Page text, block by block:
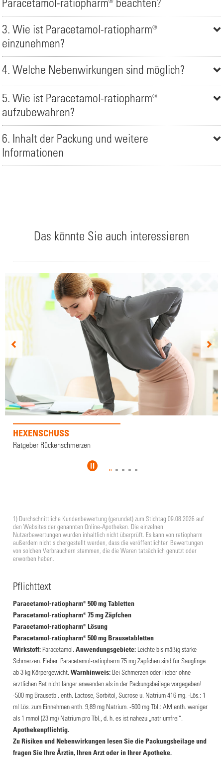
Paracetamol-ratiopharm® beachten?
3. Wie ist Paracetamol-ratiopharm®
einzunehmen?
4. Welche Nebenwirkungen sind möglich?
5. Wie ist Paracetamol-ratiopharm®
aufzubewahren?
6. Inhalt der Packung und weitere
Informationen
Das könnte Sie auch interessieren
HEXENSCHUSS
Ratgeber Rückenschmerzen
1) Durchschnittliche Kundenbewertung (gerundet) zum Stichtag 09.08.2026 auf
den Websites der genannten Online-Apotheken. Die einzelnen
Nutzerbewertungen wurden inhaltlich nicht überprüft. Es kann von ratiopharm
außerdem nicht sichergestellt werden, dass die veröffentlichten Bewertungen
von solchen Verbrauchern stammen, die die Waren tatsächlich genutzt oder
erworben haben.
Pflichttext
Paracetamol-ratiopharm® 500 mg Tabletten
Paracetamol-ratiopharm® 75 mg Zäpfchen
Paracetamol-ratiopharm® Lösung
Paracetamol-ratiopharm® 500 mg Brausetabletten
Wirkstoff: Paracetamol. Anwendungsgebiete: Leichte bis mäßig starke
Schmerzen. Fieber. Paracetamol-ratiopharm 75 mg Zäpfchen sind für Säuglinge
ab 3 kg Körpergewicht. Warnhinweis: Bei Schmerzen oder Fieber ohne
ärztlichen Rat nicht länger anwenden als in der Packungsbeilage vorgegeben!
-500 mg Brausetbl. enth. Lactose, Sorbitol, Sucrose u. Natrium 416 mg. -Lös.: 1
ml Lös. zum Einnehmen enth. 9,89 mg Natrium. -500 mg Tbl.: AM enth. weniger
als 1 mmol (23 mg) Natrium pro Tbl., d. h. es ist nahezu „natriumfrei“.
Apothekenpflichtig.
Zu Risiken und Nebenwirkungen lesen Sie die Packungsbeilage und
fragen Sie Ihre Ärztin, Ihren Arzt oder in Ihrer Apotheke.